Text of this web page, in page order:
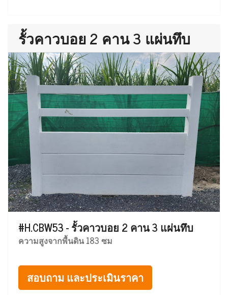
รั้วคาวบอย 2 คาน 3 แผ่นทึบ
#H.CBW53 - รั้วคาวบอย 2 คาน 3 แผ่นทึบ
ความสูงจากพื้นดิน 183 ซม
สอบถาม และประเมินราคา